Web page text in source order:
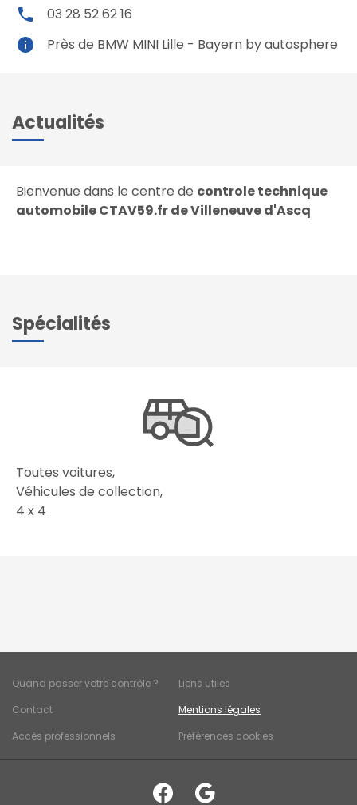
local_phone 03 28 52 62 16
info Près de BMW MINI Lille - Bayern by autosphere
Actualités
Bienvenue dans le centre de controle technique
automobile CTAV59.fr de Villeneuve d'Ascq
Spécialités
Toutes voitures,
Véhicules de collection,
4 x 4
Quand passer votre contrôle ?
Liens utiles
Contact
Mentions légales
Accès professionnels
Préférences cookies